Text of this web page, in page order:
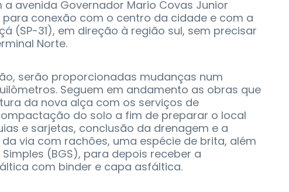
avenida Governador Mario Covas Junior
para conexão com o centro da cidade e com a
(SP-31), em direção à região sul, sem precisar
Norte.
serão proporcionadas mudanças num
Seguem em andamento as obras que
da nova alça com os serviços de
do solo a fim de preparar o local
e sarjetas, conclusão da drenagem e a
via com rachões, uma espécie de brita, além
(BGS), para depois receber a
com binder e capa asfáltica.